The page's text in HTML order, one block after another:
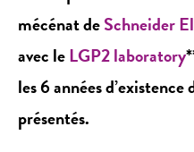
mécénat deSchneider
avec leLGP2 laboratory
les 6 années
présentés.